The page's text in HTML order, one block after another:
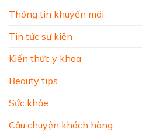
Thông tin khuyến mãi
Tin tức sự kiện
Kiến thức y khoa
Beauty tips
Sức khỏe
Câu chuyện khách hàng